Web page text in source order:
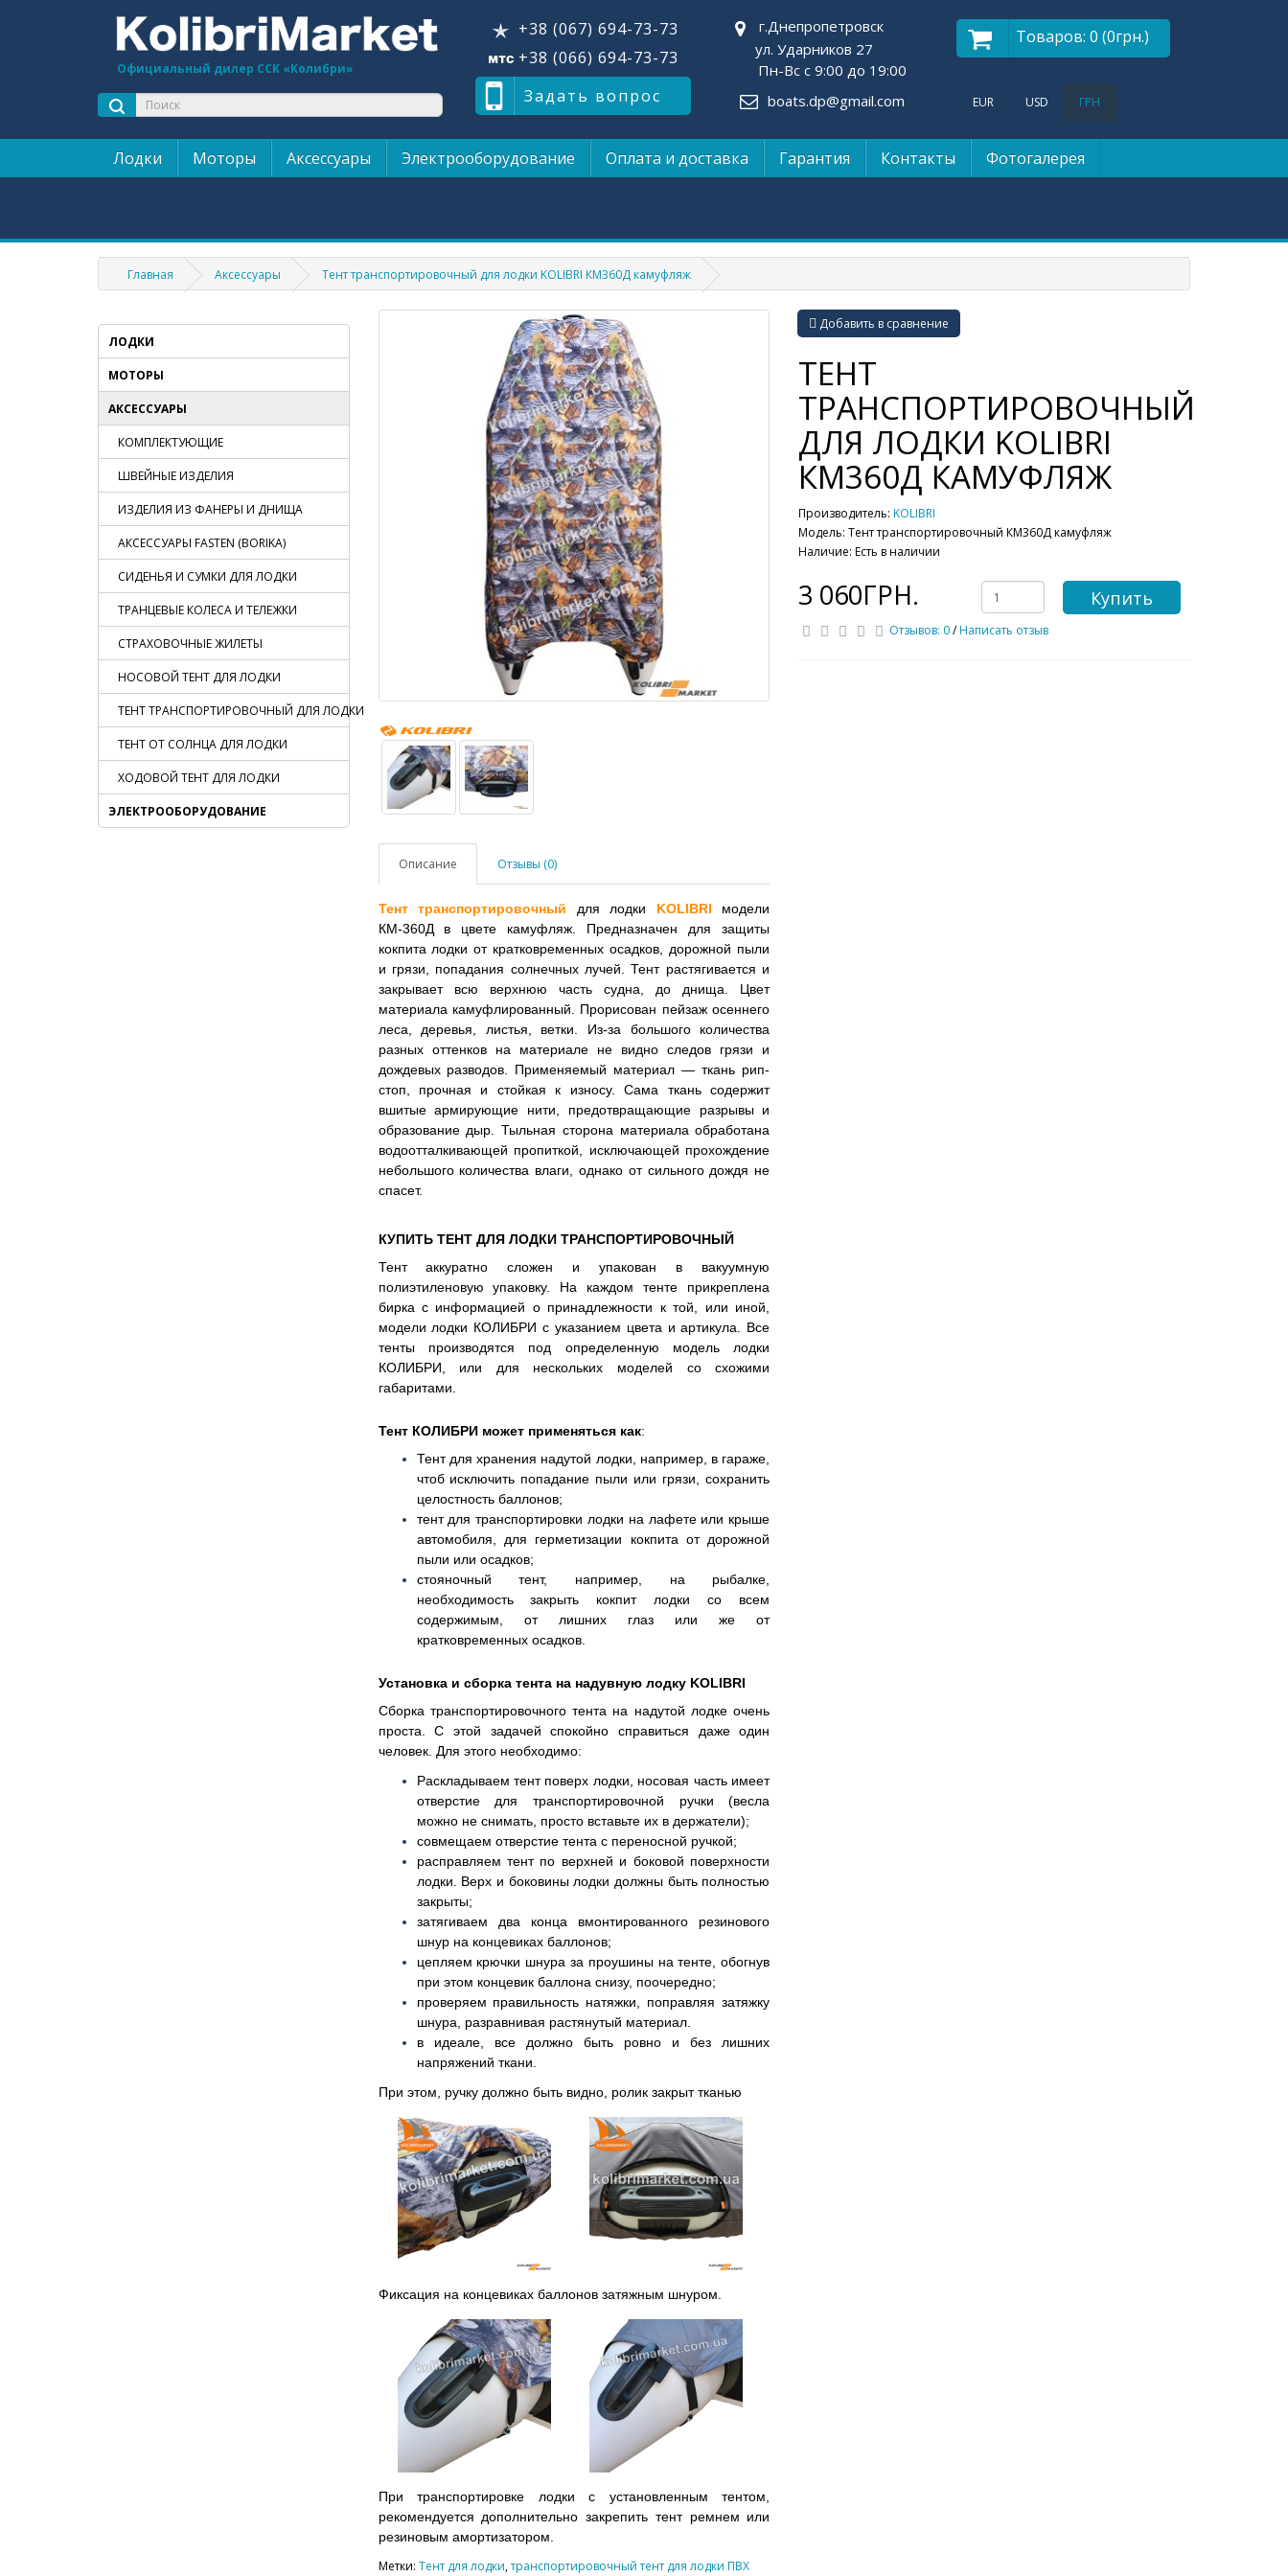
Официальный дилер ССК «Колибри»
+38 (067) 694-73-73
+38 (066) 694-73-73
Задать вопрос
г.Днепропетровск
ул. Ударников 27
Пн-Вс с 9:00 до 19:00
boats.dp@gmail.com
Товаров: 0 (0грн.)
EUR USD ГРН
Лодки Моторы Аксессуары Электрооборудование Оплата и доставка Гарантия Контакты Фотогалерея
Главная Аксессуары Тент транспортировочный для лодки KOLIBRI КМ360Д камуфляж
ЛОДКИ
МОТОРЫ
АКСЕССУАРЫ
КОМПЛЕКТУЮЩИЕ
ШВЕЙНЫЕ ИЗДЕЛИЯ
ИЗДЕЛИЯ ИЗ ФАНЕРЫ И ДНИЩА
АКСЕССУАРЫ FASTEN (BORIKA)
СИДЕНЬЯ И СУМКИ ДЛЯ ЛОДКИ
ТРАНЦЕВЫЕ КОЛЕСА И ТЕЛЕЖКИ
СТРАХОВОЧНЫЕ ЖИЛЕТЫ
НОСОВОЙ ТЕНТ ДЛЯ ЛОДКИ
ТЕНТ ТРАНСПОРТИРОВОЧНЫЙ ДЛЯ ЛОДКИ
ТЕНТ ОТ СОЛНЦА ДЛЯ ЛОДКИ
ХОДОВОЙ ТЕНТ ДЛЯ ЛОДКИ
ЭЛЕКТРООБОРУДОВАНИЕ
Добавить в сравнение
ТЕНТ
ТРАНСПОРТИРОВОЧНЫЙ
ДЛЯ ЛОДКИ KOLIBRI
КМ360Д КАМУФЛЯЖ
Производитель:KOLIBRI
Модель: Тент транспортировочный КМ360Д камуфляж
Наличие: Есть в наличии
3 060ГРН. Купить
Отзывов: 0/Написать отзыв
Описание Отзывы (0)
Тент транспортировочный для лодки KOLIBRI модели
КМ-360Д в цвете камуфляж. Предназначен для защиты
кокпита лодки от кратковременных осадков, дорожной пыли
и грязи, попадания солнечных лучей. Тент растягивается и
закрывает всю верхнюю часть судна, до днища. Цвет
материала камуфлированный. Прорисован пейзаж осеннего
леса, деревья, листья, ветки. Из-за большого количества
разных оттенков на материале не видно следов грязи и
дождевых разводов. Применяемый материал — ткань рип-
стоп, прочная и стойкая к износу. Сама ткань содержит
вшитые армирующие нити, предотвращающие разрывы и
образование дыр. Тыльная сторона материала обработана
водоотталкивающей пропиткой, исключающей прохождение
небольшого количества влаги, однако от сильного дождя не
спасет.
КУПИТЬ ТЕНТ ДЛЯ ЛОДКИ ТРАНСПОРТИРОВОЧНЫЙ
Тент аккуратно сложен и упакован в вакуумную
полиэтиленовую упаковку. На каждом тенте прикреплена
бирка с информацией о принадлежности к той, или иной,
модели лодки КОЛИБРИ с указанием цвета и артикула. Все
тенты производятся под определенную модель лодки
КОЛИБРИ, или для нескольких моделей со схожими
габаритами.
Тент КОЛИБРИ может применяться как:
Тент для хранения надутой лодки, например, в гараже,
чтоб исключить попадание пыли или грязи, сохранить
целостность баллонов;
тент для транспортировки лодки на лафете или крыше
автомобиля, для герметизации кокпита от дорожной
пыли или осадков;
стояночный тент, например, на рыбалке,
необходимость закрыть кокпит лодки со всем
содержимым, от лишних глаз или же от
кратковременных осадков.
Установка и сборка тента на надувную лодку KOLIBRI
Сборка транспортировочного тента на надутой лодке очень
проста. С этой задачей спокойно справиться даже один
человек. Для этого необходимо:
Раскладываем тент поверх лодки, носовая часть имеет
отверстие для транспортировочной ручки (весла
можно не снимать, просто вставьте их в держатели);
совмещаем отверстие тента с переносной ручкой;
расправляем тент по верхней и боковой поверхности
лодки. Верх и боковины лодки должны быть полностью
закрыты;
затягиваем два конца вмонтированного резинового
шнур на концевиках баллонов;
цепляем крючки шнура за проушины на тенте, обогнув
при этом концевик баллона снизу, поочередно;
проверяем правильность натяжки, поправляя затяжку
шнура, разравнивая растянутый материал.
в идеале, все должно быть ровно и без лишних
напряжений ткани.
При этом, ручку должно быть видно, ролик закрыт тканью
Фиксация на концевиках баллонов затяжным шнуром.
При транспортировке лодки с установленным тентом,
рекомендуется дополнительно закрепить тент ремнем или
резиновым амортизатором.
Метки: Тент для лодки,транспортировочный тент для лодки ПВХ